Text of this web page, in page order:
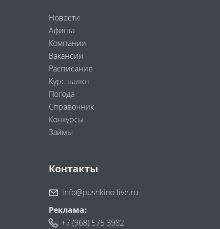
Новости
Афиша
Компании
Вакансии
Расписание
Курс валют
Погода
Справочник
Конкурсы
Займы
Контакты
info@pushkino-live.ru
Реклама:
+7 (968) 575 3982